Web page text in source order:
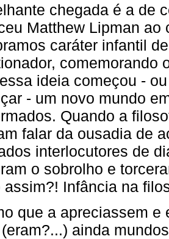
chegada é a de
Matthew Lipman ao
caráter infantil
comemorando
ideia começou -
- um novo mundo
Quando a
falar da ousadia de
interlocutores de
o sobrolho e
assim?! Infância na
que a apreciassem
ainda